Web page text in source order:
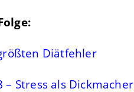
Diätfehler
– Stress als Dickmacher